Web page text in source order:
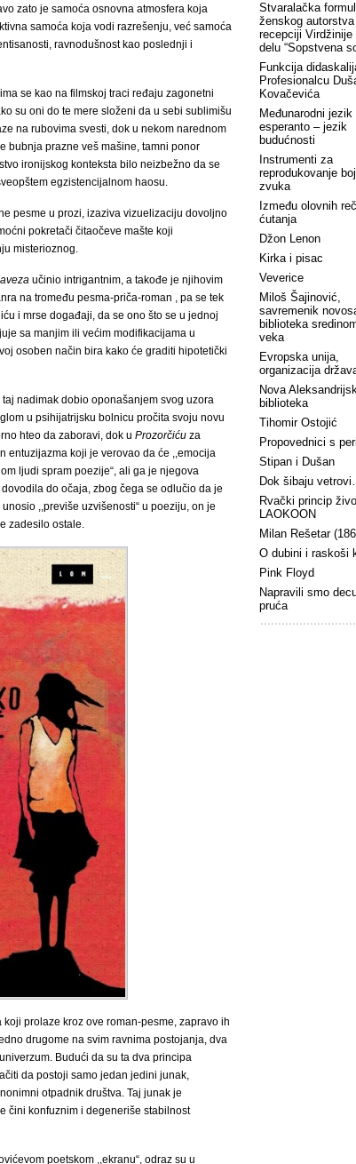
zato je samoća osnovna atmosfera koja
samoća koja vodi razrešenju, već samoća
ravnodušnost kao poslednji i
se kao na filmskoj traci ređaju zagonetni
su oni do te mere složeni da u sebi sublimišu
na rubovima svesti, dok u nekom narednom
bubnja prazne veš mašine, tamni ponor
ironijskog konteksta bilo neizbežno da se
egzistencijalnom haosu.
pesme u prozi, izaziva vizuelizaciju dovoljno
pokretači čitaočeve mašte koji
misterioznog.
učinio intrigantnim, a takođe je njihovim
na tromeđu pesma-priča-roman , pa se tek
i mrse događaji, da se ono što se u jednoj
sa manjim ili većim modifikacijama u
osoben način bira kako će graditi hipotetički
nadimak dobio oponašanjem svog uzora
u psihijatrijsku bolnicu pročita svoju novu
hteo da zaboravi, dok u Prozorčiću za
entuzijazma koji je verovao da će ,,emocija
ljudi spram poezije“, ali ga je njegova
do očaja, zbog čega se odlučio da je
,,previše uzvišenosti“ u poeziju, on je
zadesilo ostale.
prolaze kroz ove roman-pesme, zapravo ih
drugome na svim ravnima postojanja, dva
Budući da su ta dva principa
da postoji samo jedan jedini junak,
otpadnik društva. Taj junak je
čini konfuznim i degeneriše stabilnost
poetskom ,,ekranu“, odraz su u
Stvaralačka
ženskog
recepciji Virdžinije
delu “Sopstvena
Funkcija
Profesionalcu
Kovačevića
Međunarodni jezik
esperanto – jezik
budućnosti
Instrumenti za
reprodukovanje
zvuka
Između olovnih
ćutanja
Džon Lenon
Kirka i pisac
Veverice
Miloš Šajinović,
savremenik
biblioteka
veka
Evropska unija,
organizacija
Nova
biblioteka
Tihomir Ostojić
Propovednici s
Stipan i Dušan
Dok šibaju
Rvački princip
LAOKOON
Milan Rešetar
O dubini i raskoši
Pink Floyd
Napravili smo
pruća